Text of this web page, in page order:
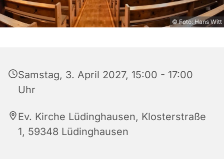
© Foto: Hans Witt
Samstag, 3. April 2027, 15:00 - 17:00
Uhr
Ev. Kirche Lüdinghausen, Klosterstraße
1, 59348 Lüdinghausen